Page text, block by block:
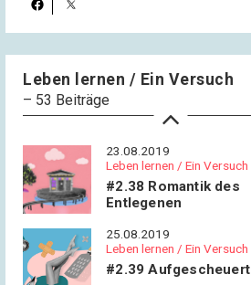
Leben lernen / Ein Versuch
– 53 Beiträge
Leben lernen / Ein Versuch
#2.37 Rückkehr ohne
Wiedersehen
23.08.2019
Leben lernen / Ein Versuch
#2.38 Romantik des
Entlegenen
25.08.2019
Leben lernen / Ein Versuch
#2.39 Aufgescheuert